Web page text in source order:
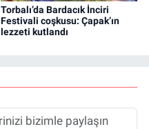
Torbalı’da Bardacık İnciri
Festivali coşkusu: Çapak’ın
lezzeti kutlandı